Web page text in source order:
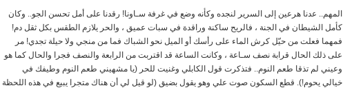
المهم.. عدنا هرعين إلى السرير لنجده وكأنه وضع في غرفة سـاونا! رقدنا على أمل تحسن الجو.. وكان
كأمل الشيطان في الجنة ، فالريح ساكنة وراقدة في سبات عميق ، والحر يلازم الطقس بكل ثقل دم!
فمهما فعلت من حيّل كرش الماء على رأسك أو الميل نحو الشباك فما من منجي ولا حيلة تجدي! مر
على ذلك الحال قرابة نصف سـاعة ، وكانت الساعة قد اقتربت من الرابعة والنصف فجرا والحال كما هو
وعيني لم تذقا طعم النوم.. فتذكرت قول الكابلي وغنيت للحر (يا مشهيني طعم النوم وطيفك في
خيالي يحوم!). قطع السكون صوت علي وهو يقول بضيق (لو قيل لي أن هناك متجرا يبيع في هذه اللحظة